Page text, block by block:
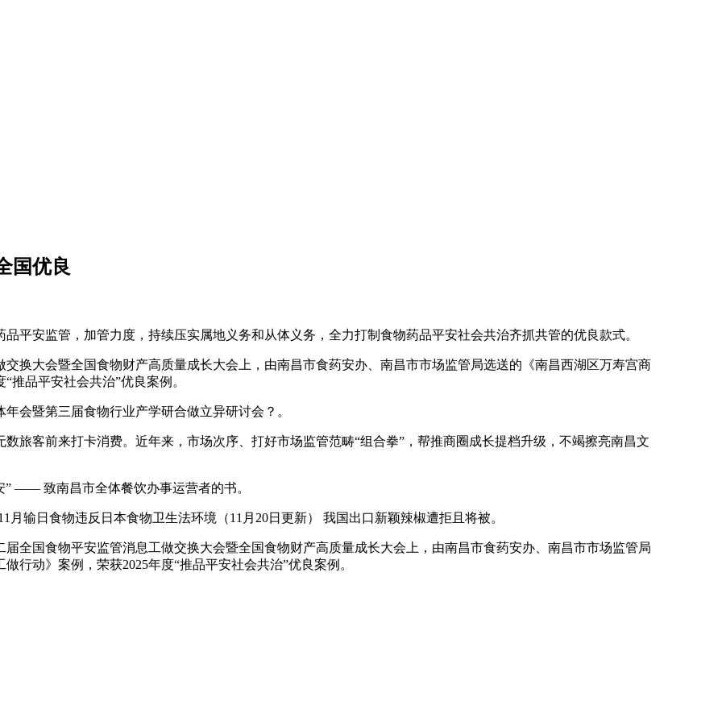
国优良
安监管，加管力度，持续压实属地义务和从体义务，全力打制食物药品平安社会共治齐抓共管的优良款式。
大会暨全国食物财产高质量成长大会上，由南昌市食药安办、南昌市市场监管局选送的《南昌西湖区万寿宫商
推品平安社会共治”优良案例。
暨第三届食物行业产学研合做立异研讨会？。
客前来打卡消费。近年来，市场次序、打好市场监管范畴“组合拳”，帮推商圈成长提档升级，不竭擦亮南昌文
—— 致南昌市全体餐饮办事运营者的书。
输日食物违反日本食物卫生法环境（11月20日更新） 我国出口新颖辣椒遭拒且将被。
国食物平安监管消息工做交换大会暨全国食物财产高质量成长大会上，由南昌市食药安办、南昌市市场监管局
行动》案例，荣获2025年度“推品平安社会共治”优良案例。